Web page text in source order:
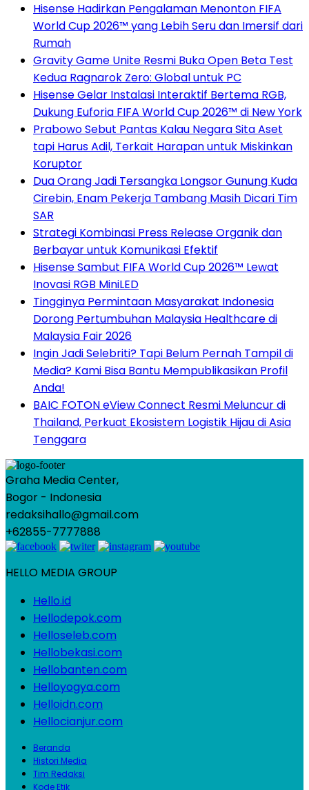
Hisense Hadirkan Pengalaman Menonton FIFA
World Cup 2026™ yang Lebih Seru dan Imersif dari
Rumah
Gravity Game Unite Resmi Buka Open Beta Test
Kedua Ragnarok Zero: Global untuk PC
Hisense Gelar Instalasi Interaktif Bertema RGB,
Dukung Euforia FIFA World Cup 2026™ di New York
Prabowo Sebut Pantas Kalau Negara Sita Aset
tapi Harus Adil, Terkait Harapan untuk Miskinkan
Koruptor
Dua Orang Jadi Tersangka Longsor Gunung Kuda
Cirebin, Enam Pekerja Tambang Masih Dicari Tim
SAR
Strategi Kombinasi Press Release Organik dan
Berbayar untuk Komunikasi Efektif
Hisense Sambut FIFA World Cup 2026™ Lewat
Inovasi RGB MiniLED
Tingginya Permintaan Masyarakat Indonesia
Dorong Pertumbuhan Malaysia Healthcare di
Malaysia Fair 2026
Ingin Jadi Selebriti? Tapi Belum Pernah Tampil di
Media? Kami Bisa Bantu Mempublikasikan Profil
Anda!
BAIC FOTON eView Connect Resmi Meluncur di
Thailand, Perkuat Ekosistem Logistik Hijau di Asia
Tenggara
Graha Media Center,
Bogor - Indonesia
redaksihallo@gmail.com
+62855-7777888
HELLO MEDIA GROUP
Hello.id
Hellodepok.com
Helloseleb.com
Hellobekasi.com
Hellobanten.com
Helloyogya.com
Helloidn.com
Hellocianjur.com
Beranda
Histori Media
Tim Redaksi
Kode Etik